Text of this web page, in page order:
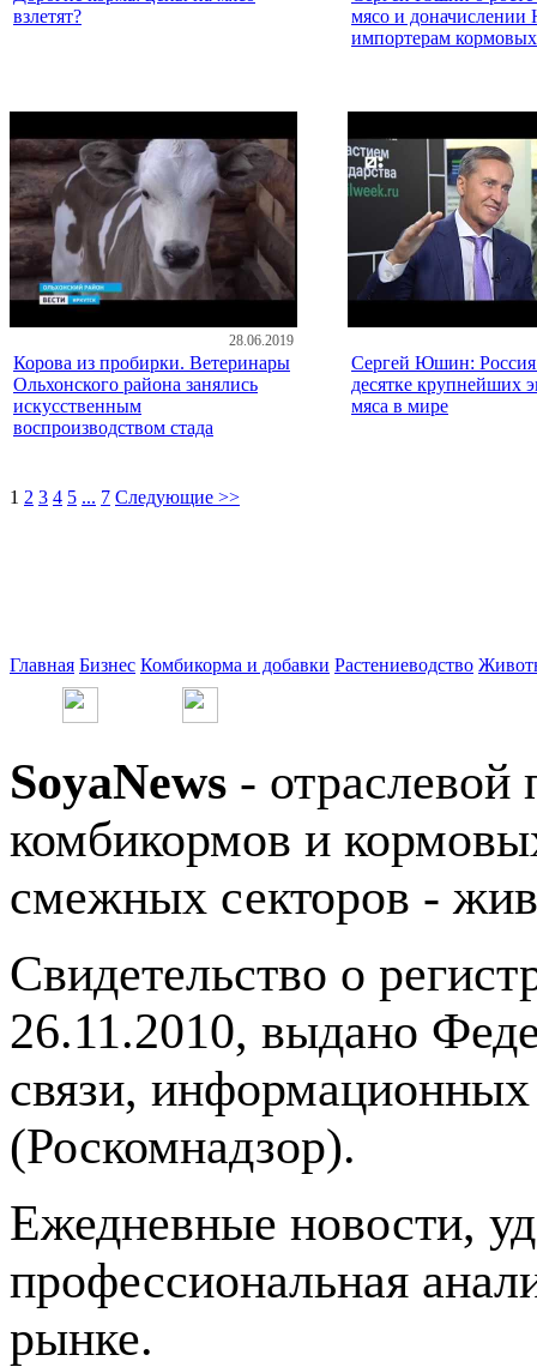
взлетят?
мясо и
импортерам
28.06.2019
Корова из пробирки. Ветеринары
Ольхонского района занялись
искусственным
воспроизводством стада
Сергей Юшин:
десятке крупнейших
мяса в мире
1 2 3 4 5 ... 7 Следующие >>
Главная Бизнес Комбикорма и добавки Растениеводство
SoyaNews - отраслевой
комбикормов и
смежных секторов -
Свидетельство о
26.11.2010, выдано
связи,
(Роскомнадзор).
Ежедневные новости,
профессиональная
рынке.